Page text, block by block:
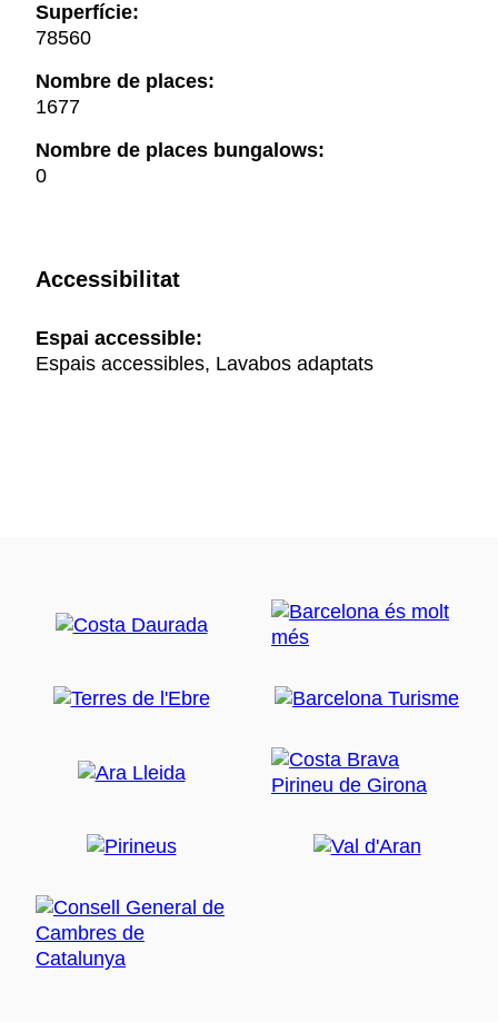
Superfície:
78560
Nombre de places:
1677
Nombre de places bungalows:
0
Accessibilitat
Espai accessible:
Espais accessibles, Lavabos adaptats